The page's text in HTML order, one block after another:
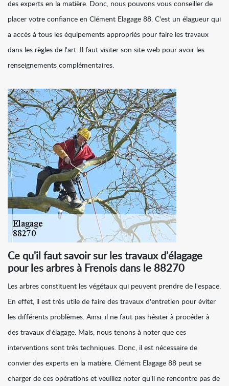
des experts en la matière. Donc, nous pouvons vous conseiller de
placer votre confiance en Clément Elagage 88. C'est un élagueur qui
a accès à tous les équipements appropriés pour faire les travaux
dans les règles de l'art. Il faut visiter son site web pour avoir les
renseignements complémentaires.
Ce qu'il faut savoir sur les travaux d'élagage
pour les arbres à Frenois dans le 88270
Les arbres constituent les végétaux qui peuvent prendre de l'espace.
En effet, il est très utile de faire des travaux d'entretien pour éviter
les différents problèmes. Ainsi, il ne faut pas hésiter à procéder à
des travaux d'élagage. Mais, nous tenons à noter que ces
interventions sont très techniques. Donc, il est nécessaire de
convier des experts en la matière. Clément Elagage 88 peut se
charger de ces opérations et veuillez noter qu'il ne rencontre pas de